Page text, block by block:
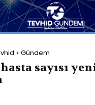
Gündem
sayısı